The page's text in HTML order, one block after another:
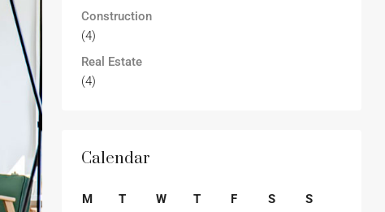
Construction
(4)
Real Estate
(4)
Calendar
M T W T F S
S